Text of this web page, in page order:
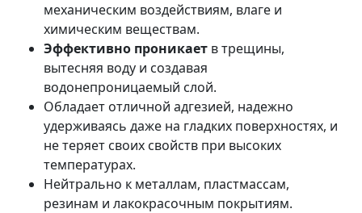
механическим воздействиям, влаге и
химическим веществам.
Эффективно проникает в трещины,
вытесняя воду и создавая
водонепроницаемый слой.
Обладает отличной адгезией, надежно
удерживаясь даже на гладких поверхностях, и
не теряет своих свойств при высоких
температурах.
Нейтрально к металлам, пластмассам,
резинам и лакокрасочным покрытиям.